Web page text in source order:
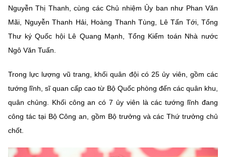
Nguyễn Thị Thanh, cùng các Chủ nhiệm Ủy ban như Phan Văn
Mãi, Nguyễn Thanh Hải, Hoàng Thanh Tùng, Lê Tấn Tới, Tổng
Thư ký Quốc hội Lê Quang Mạnh, Tổng Kiểm toán Nhà nước
Ngô Văn Tuấn.
Trong lực lượng vũ trang, khối quân đội có 25 ủy viên, gồm các
tướng lĩnh, sĩ quan cấp cao từ Bộ Quốc phòng đến các quân khu,
quân chủng. Khối công an có 7 ủy viên là các tướng lĩnh đang
công tác tại Bộ Công an, gồm Bộ trưởng và các Thứ trưởng chủ
chốt.